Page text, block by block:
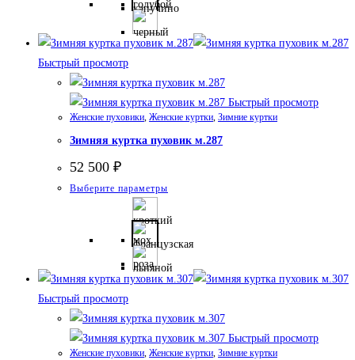
несколько
вариаций.
Опции
выбрать
на
товара.
Быстрый просмотр
Быстрый просмотр
Женские пуховики, Женские куртки, Зимние куртки
Зимняя куртка пуховик м.287
52 500 ₽
Выберите параметры
имеет
несколько
вариаций.
Опции
выбрать
на
Быстрый просмотр
Быстрый просмотр
Женские пуховики, Женские куртки, Зимние куртки